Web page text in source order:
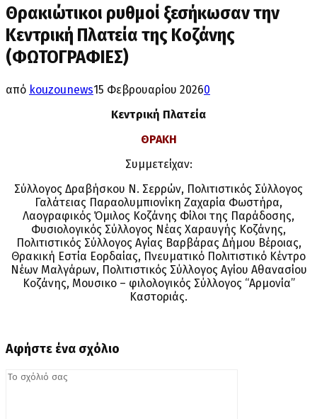
Θρακιώτικοι ρυθμοί ξεσήκωσαν την
Κεντρική Πλατεία της Κοζάνης
(ΦΩΤΟΓΡΑΦΙΕΣ)
από kouzounews15 Φεβρουαρίου 20260
Κεντρική Πλατεία
ΘΡΑΚΗ
Συμμετείχαν:
Σύλλογος Δραβήσκου Ν. Σερρών, Πολιτιστικός Σύλλογος
Γαλάτειας Παραολυμπιονίκη Ζαχαρία Φωστήρα,
Λαογραφικός Όμιλος Κοζάνης Φίλοι της Παράδοσης,
Φυσιολογικός Σύλλογος Νέας Χαραυγής Κοζάνης,
Πολιτιστικός Σύλλογος Αγίας Βαρβάρας Δήμου Βέροιας,
Θρακική Εστία Εορδαίας, Πνευματικό Πολιτιστικό Κέντρο
Νέων Μαλγάρων, Πολιτιστικός Σύλλογος Αγίου Αθανασίου
Κοζάνης, Μουσικο – φιλολογικός Σύλλογος “Αρμονία”
Καστοριάς.
Αφήστε ένα σχόλιο